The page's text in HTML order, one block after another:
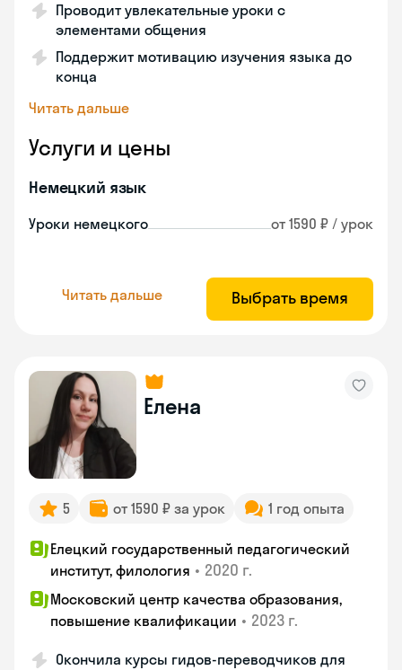
Проводит увлекательные уроки с
элементами общения
Поддержит мотивацию изучения языка до
конца
Читать дальше
Услуги и цены
Немецкий язык
Уроки немецкого от 1590 ₽ / урок
Читать дальше Выбрать время
Елена
5 от 1590 ₽ за урок 1 год опыта
Елецкий государственный педагогический
институт, филология • 2020 г.
Московский центр качества образования,
повышение квалификации • 2023 г.
Окончила курсы гидов-переводчиков для